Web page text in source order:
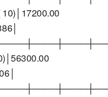
10)│17200.00